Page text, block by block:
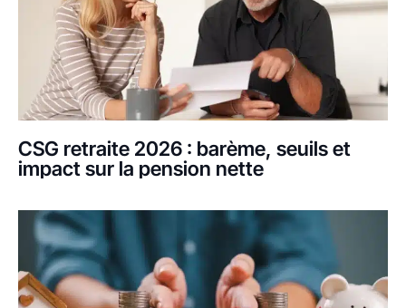
CSG retraite 2026 : barème, seuils et
impact sur la pension nette